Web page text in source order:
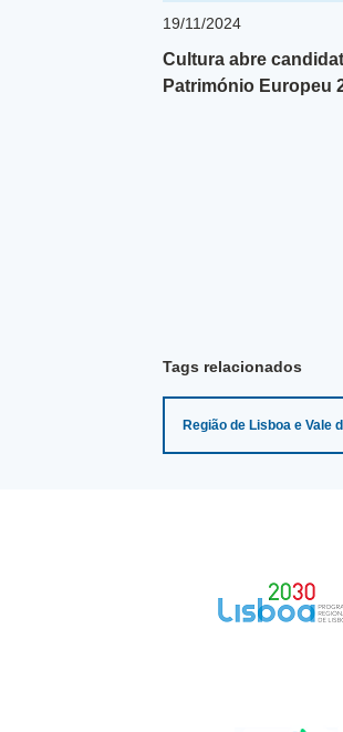
19/11/2024
Cultura abre
Património Europeu
Tags relacionados
Região de Lisboa e Vale